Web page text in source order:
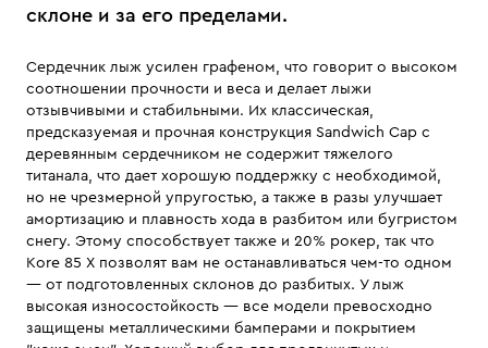
склоне и за его пределами.
Сердечник лыж усилен графеном, что говорит о высоком
соотношении прочности и веса и делает лыжи
отзывчивыми и стабильными. Их классическая,
предсказуемая и прочная конструкция Sandwich Cap с
деревянным сердечником не содержит тяжелого
титанала, что дает хорошую поддержку с необходимой,
но не чрезмерной упругостью, а также в разы улучшает
амортизацию и плавность хода в разбитом или бугристом
снегу. Этому способствует также и 20% рокер, так что
Kore 85 X позволят вам не останавливаться чем-то одном
— от подготовленных склонов до разбитых. У лыж
высокая износостойкость — все модели превосходно
защищены металлическими бамперами и покрытием